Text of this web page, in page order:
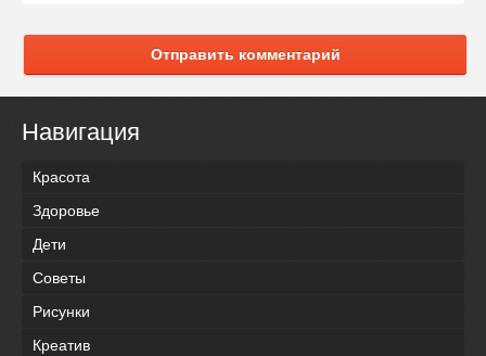
Отправить комментарий
Навигация
Красота
Здоровье
Дети
Советы
Рисунки
Креатив